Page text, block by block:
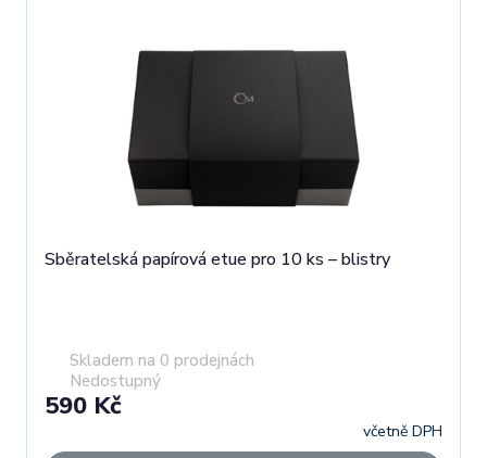
Sběratelská papírová etue pro 10 ks – blistry
Skladem na 0 prodejnách
Nedostupný
590 Kč
včetně DPH